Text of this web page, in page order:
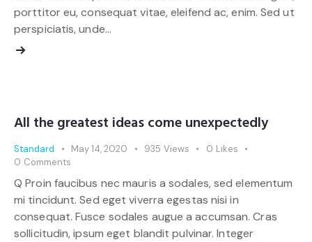
porttitor eu, consequat vitae, eleifend ac, enim. Sed ut
perspiciatis, unde…
All the greatest ideas come unexpectedly
Standard May 14, 2020 935 Views 0 Likes
0 Comments
Q Proin faucibus nec mauris a sodales, sed elementum
mi tincidunt. Sed eget viverra egestas nisi in
consequat. Fusce sodales augue a accumsan. Cras
sollicitudin, ipsum eget blandit pulvinar. Integer